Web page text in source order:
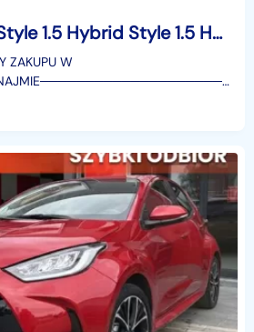
Toyota Yaris IV Style 1.5 Hybrid Style 1.5 Hybrid 116KM | Podgrzewane fotele!
ZAKUPU W
ryn